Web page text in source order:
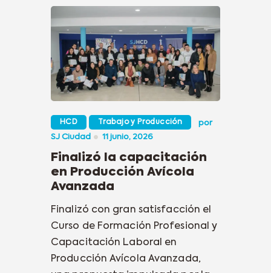
HCD Trabajo y Producción
por
SJ Ciudad
11 junio, 2026
Finalizó la capacitación
en Producción Avícola
Avanzada
Finalizó con gran satisfacción el
Curso de Formación Profesional y
Capacitación Laboral en
Producción Avícola Avanzada,